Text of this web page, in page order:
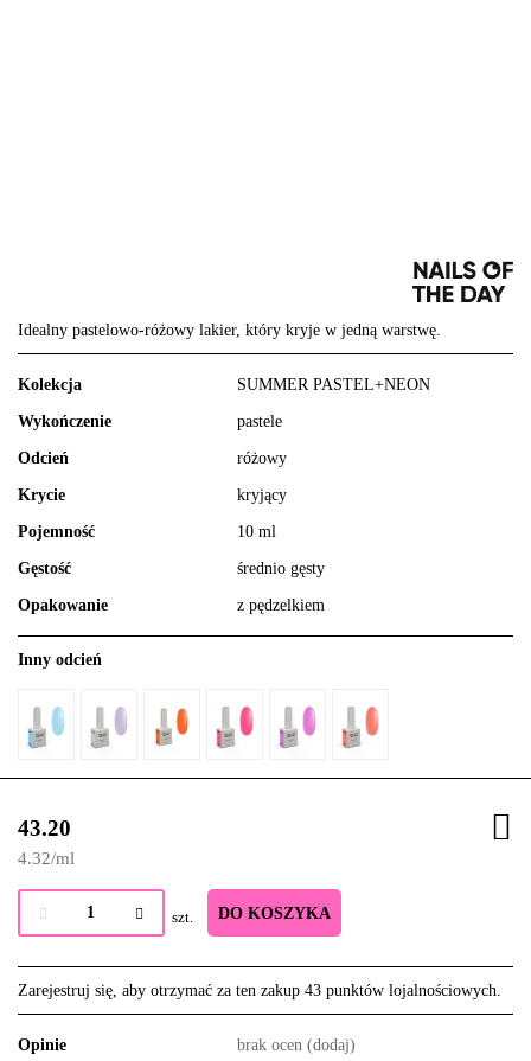
Idealny pastelowo-różowy lakier, który kryje w jedną warstwę.
Kolekcja SUMMER PASTEL+NEON
Wykończenie pastele
Odcień różowy
Krycie kryjący
Pojemność 10 ml
Gęstość średnio gęsty
Opakowanie z pędzelkiem
Inny odcień
43.20
4.32/ml
szt. DO KOSZYKA
Zarejestruj się, aby otrzymać za ten zakup 43 punktów lojalnościowych.
Opinie brak ocen (dodaj)